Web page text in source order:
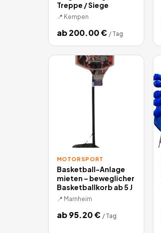
Treppe / Siege
📍 Kempen
ab200.00€ / Tag
MOTORSPORT
Basketball-Anlage
mieten – beweglicher
Basketballkorb ab 5 J
📍 Marnheim
ab95.20€ / Tag